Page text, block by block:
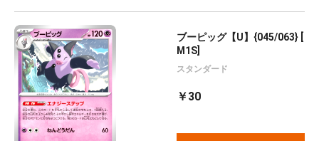
ブーピッグ【U】{045/063} [
M1S]
スタンダード
￥30